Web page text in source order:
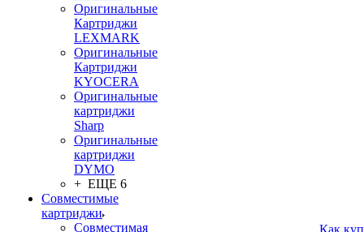
Оригинальные
Картриджи
LEXMARK
Оригинальные
Картриджи
KYOCERA
Оригинальные
картриджи
Sharp
Оригинальные
картриджи
DYMO
+ ЕЩЕ 6
Совместимые
картриджи
Совместимая
Как